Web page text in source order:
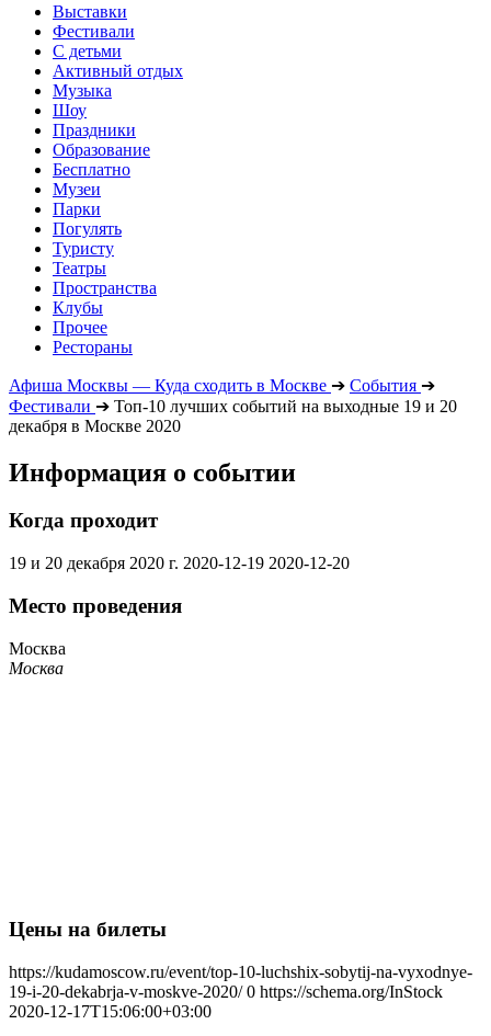
Выставки
Фестивали
С детьми
Активный отдых
Музыка
Шоу
Праздники
Образование
Бесплатно
Музеи
Парки
Погулять
Туристу
Театры
Пространства
Клубы
Прочее
Рестораны
Афиша Москвы — Куда сходить в Москве ➔ События ➔
Фестивали ➔ Топ-10 лучших событий на выходные 19 и 20
декабря в Москве 2020
Информация о событии
Когда проходит
19 и 20 декабря 2020 г. 2020-12-19 2020-12-20
Место проведения
Москва
Москва
Цены на билеты
https://kudamoscow.ru/event/top-10-luchshix-sobytij-na-vyxodnye-
19-i-20-dekabrja-v-moskve-2020/ 0 https://schema.org/InStock
2020-12-17T15:06:00+03:00